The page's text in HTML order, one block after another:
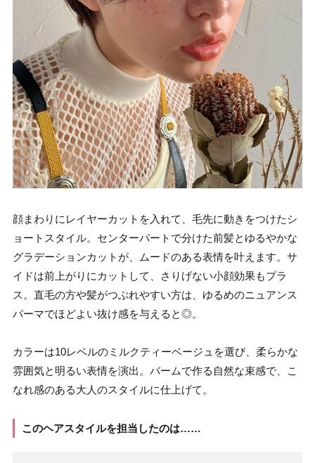
顔まわりにレイヤーカットを入れて、毛先に動きをつけたシ
ョートスタイル。センターパートで分けた前髪とゆるやかな
グラデーションカットが、ムードのある表情を叶えます。サ
イドは前上がりにカットして、さりげない小顔効果もプラ
ス。直毛の方や髪がつぶれやすい方は、ゆるめのニュアンス
パーマでほどよい抜け感を与えると◎。
カラーは10レベルのミルクティーベージュを選び、柔らかな
雰囲気と明るい表情を演出。バームで作る自然な束感で、こ
なれ感のある大人のスタイルに仕上げて。
このヘアスタイルを担当したのは……